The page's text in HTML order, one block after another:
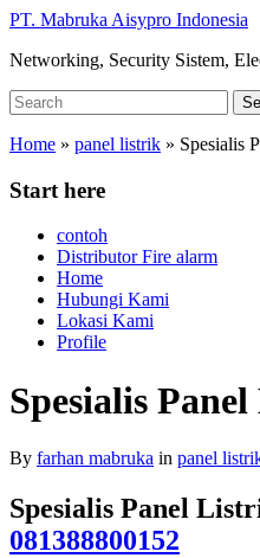
Skip
main
PT. Mabruka Aisypro Indonesia
Networking, Security Sistem,
Search
for:
Home » panel listrik » Spesialis
Start here
contoh
Distributor Fire alarm
Home
Hubungi Kami
Lokasi Kami
Profile
Spesialis
By farhan mabruka in panel
Spesialis Panel
081388800152